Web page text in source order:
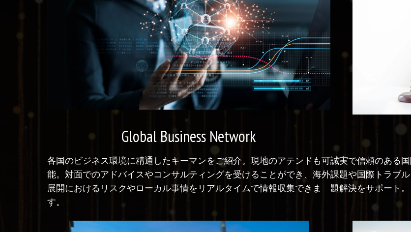
Global Business Network
各国のビジネス環境に精通したキーマンをご紹介。現地のアテンドも可
能。対面でのアドバイスやコンサルティングを受けることができ、海外
展開におけるリスクやローカル事情をリアルタイムで情報収集できま
す。
誠実で信頼のある
課題や国際トラブ
題解決をサポート。